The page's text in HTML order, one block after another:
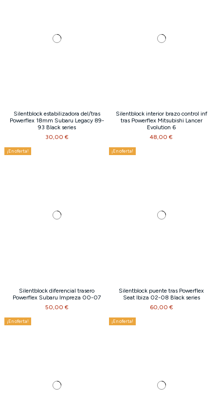
Silentblock estabilizadora del/tras
Powerflex 18mm Subaru Legacy 89-
93 Black series
30,00 €
Silentblock interior brazo control inf
tras Powerflex Mitsubishi Lancer
Evolution 6
48,00 €
¡En oferta!
Silentblock diferencial trasero
Powerflex Subaru Impreza 00-07
50,00 €
¡En oferta!
Silentblock puente tras Powerflex
Seat Ibiza 02-08 Black series
60,00 €
¡En oferta! ¡En oferta!